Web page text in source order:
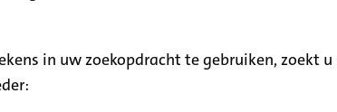
in uw zoekopdracht te gebruiken, zoekt